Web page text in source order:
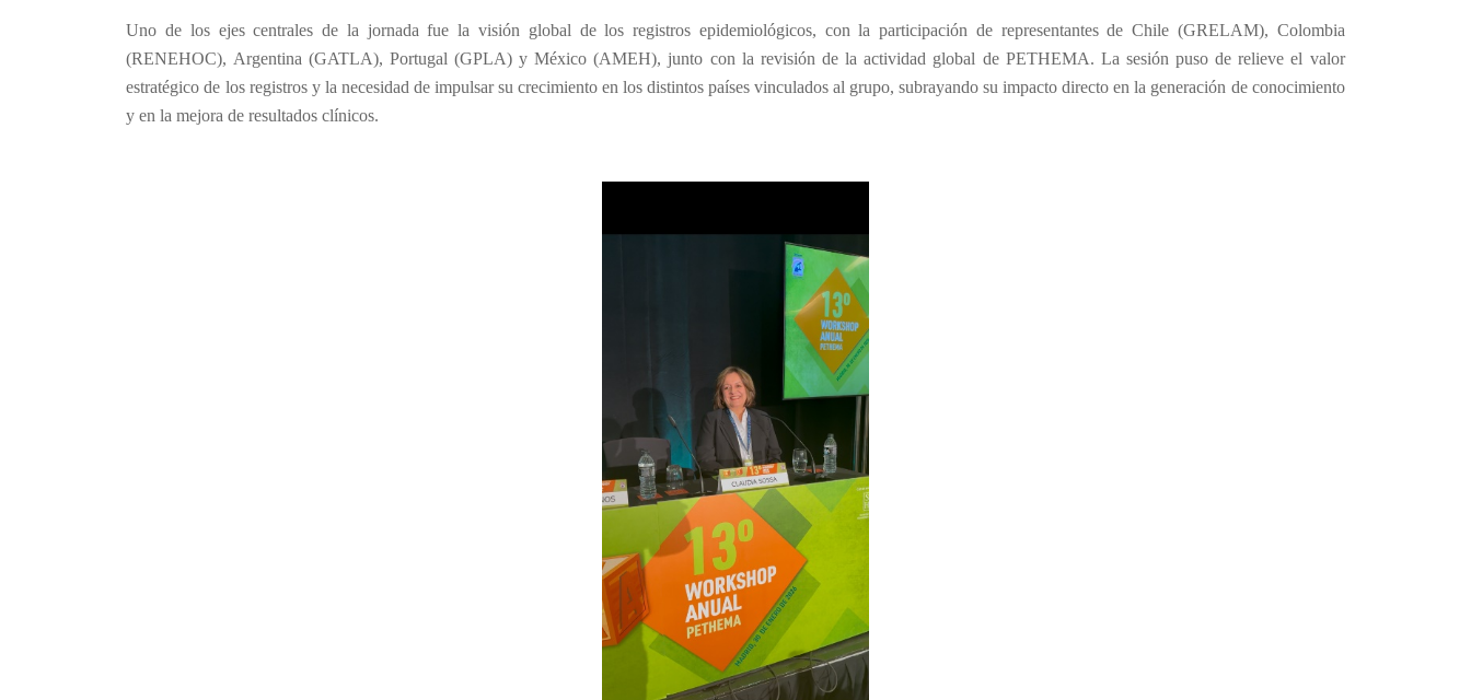
Uno de los ejes centrales de la jornada fue la visión global de los registros epidemiológicos, con la participación de representantes de Chile (GRELAM), Colombia
(RENEHOC), Argentina (GATLA), Portugal (GPLA) y México (AMEH), junto con la revisión de la actividad global de PETHEMA. La sesión puso de relieve el valor
estratégico de los registros y la necesidad de impulsar su crecimiento en los distintos países vinculados al grupo, subrayando su impacto directo en la generación de conocimiento
y en la mejora de resultados clínicos.